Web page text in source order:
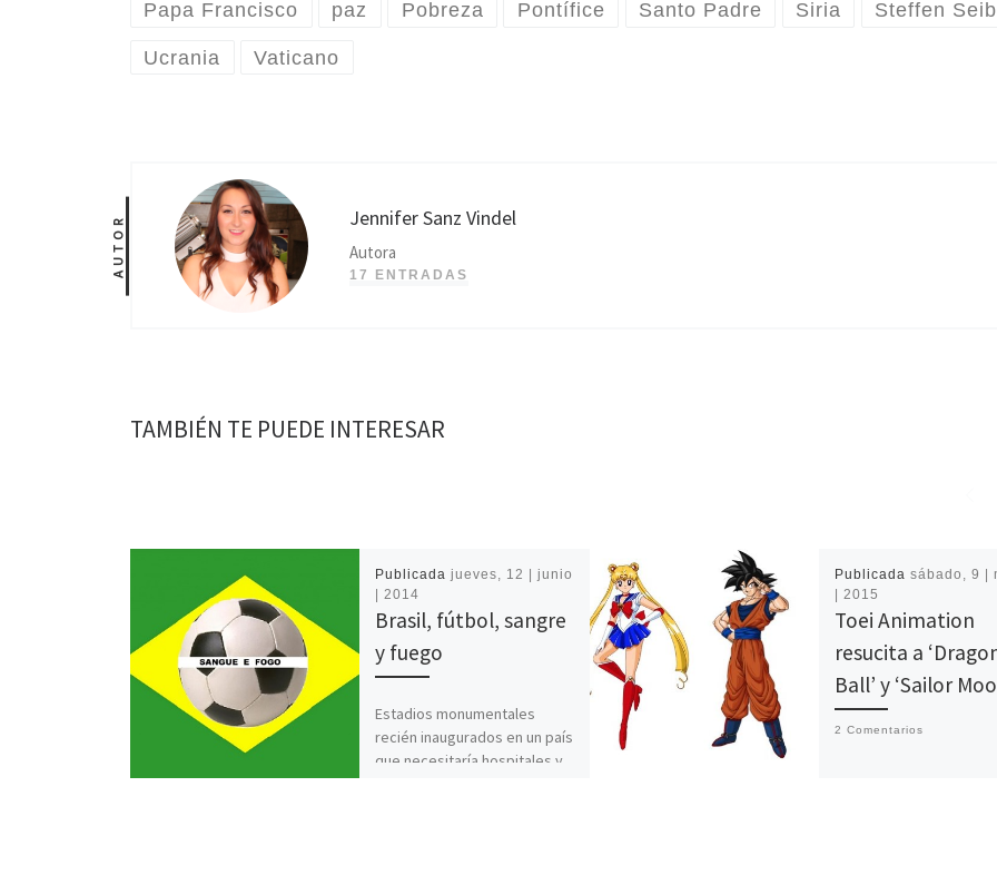
Papa Francisco paz Pobreza Pontífice Santo Padre Siria Steffen
Ucrania Vaticano
AUTOR Jennifer Sanz Vindel
Autora
17 ENTRADAS
TAMBIÉN TE PUEDE INTERESAR
Publicadajueves, 12 | junio
| 2014
Brasil, fútbol, sangre
y fuego
Estadios monumentales
recién inaugurados en un país
que necesitaría hospitales y
Publicada sábado, 9 |
| 2015
Toei Animation
resucita a
Ball’ y ‘Sailor
2 Comentarios